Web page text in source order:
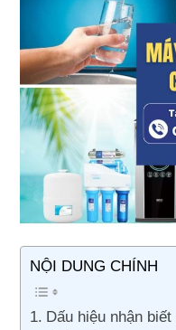
NỘI DUNG CHÍNH
Dấu hiệu nhận